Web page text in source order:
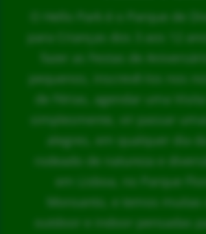
O Hello Park é o Parque de
para Crianças dos 3 aos 12
fazer as Festas de
pequenos, inscrevê-los nos
de Férias, agendar uma Visita
simplesmente, vir passar
alegres, em qualquer dia
rodeado de natureza e
em Lisboa, no Parque
Monsanto, e temos muitas
outdoor e indoor pensadas